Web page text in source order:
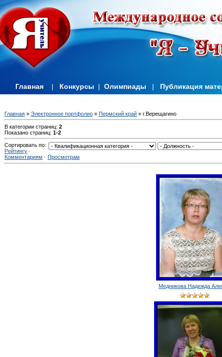
Главная | Конкурсы | Олимпиады | Публикация
Главная » Электронное портфолио » Пермский край » г.Верещагино
В категории страниц: 2
Показано страниц: 1-2
Сортировать по:
Рейтингу ·
Комментариям · Просмотрам
Медникова Надежда